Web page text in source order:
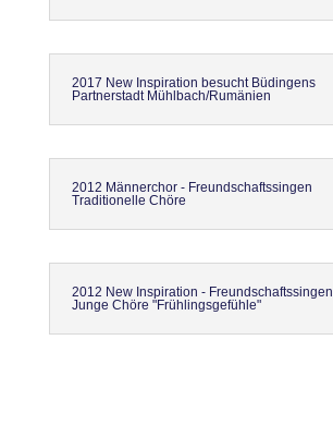
2017 New Inspiration besucht Büdingens
Partnerstadt Mühlbach/Rumänien
2012 Männerchor - Freundschaftssingen
Traditionelle Chöre
2012 New Inspiration - Freundschaftssingen
Junge Chöre "Frühlingsgefühle"